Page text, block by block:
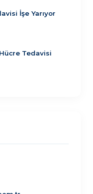
İşe Yarıyor
Tedavisi